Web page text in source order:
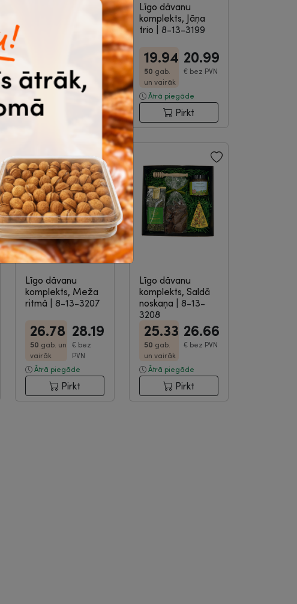
50 gab. un
vairāk
23.19
€
PVN
Līgo dāvanu
komplekts, Jāņa
trio
8-13-3199
19.94
50 gab.
un vairāk
20.99
€ bez PVN
Ātrā piegāde
Pirkt
Līgo dāvanu
komplekts, Meža
ritmā
8-13-3207
26.78
50 gab. un
vairāk
28.19
€ bez
PVN
Ātrā piegāde
Pirkt
Līgo dāvanu
komplekts, Saldā
noskaņa
8-13-
3208
25.33
50 gab.
un vairāk
26.66
€ bez PVN
Ātrā piegāde
Pirkt